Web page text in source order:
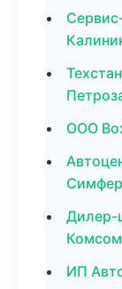
ООО
Дилер-
ИП